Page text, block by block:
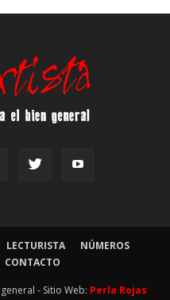
LECTURISTA
NÚMEROS
CONTACTO
- Sitio Web: Perla Rojas